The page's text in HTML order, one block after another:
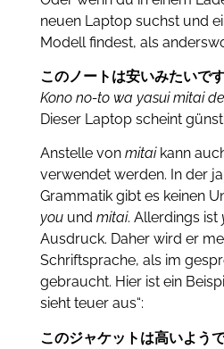
neuen Laptop suchst und
Modell findest, als
このノートは安いみたいです
Kono no-to wa yasui mitai
Dieser Laptop scheint
Anstelle von mitaikann
verwendet werden. In der
Grammatik gibt es keinen
youund mitai. Allerdings ist
Ausdruck. Daher wird er
Schriftsprache, als im
gebraucht. Hier ist ein
sieht teuer aus“:
このジャケットは高いようで